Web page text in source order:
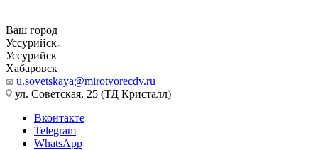
Ваш город
Уссурийск
Уссурийск
Хабаровск
u.sovetskaya@mirotvorecdv.ru
ул. Советская, 25 (ТД Кристалл)
Вконтакте
Telegram
WhatsApp